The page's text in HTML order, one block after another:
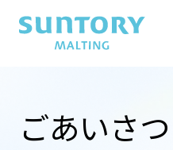
ごあいさつ